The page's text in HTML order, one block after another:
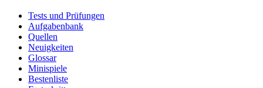
Tests und Prüfungen
Aufgabenbank
Quellen
Neuigkeiten
Glossar
Minispiele
Bestenliste